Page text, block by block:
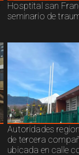
Hosptital san
seminario de
Autoridades
de tercera
ubicada en calle